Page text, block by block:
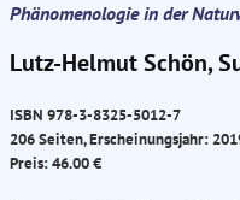
Phänomenologie in der
Lutz-Helmut Schön,
ISBN 978-3-8325-5012-7
206 Seiten, Erscheinungsjahr:
Preis: 46.00 €